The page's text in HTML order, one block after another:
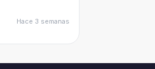
Hace 3 semanas